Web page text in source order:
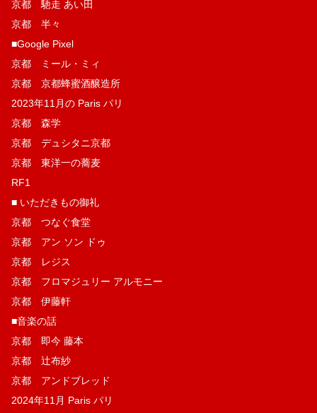
京都 馳走 あい田
京都 半々
■Google Pixel
京都 ミール・ミィ
京都 京都蜂蜜酒醸造所
2023年11月の Paris パリ
京都 森学
京都 デュシタニ京都
京都 東洋一の蕎麦
RF1
■ いただきもの御礼
京都 つなぐ食堂
京都 アン ソン ドゥ
京都 レジス
京都 フロマジュリー アルモニー
京都 伊藤軒
■音楽の話
京都 即今 藤本
京都 辻布紗
京都 アンドブレッド
2024年11月 Paris パリ